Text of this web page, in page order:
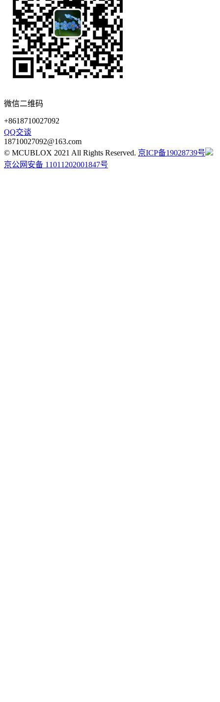
微信二维码
+8618710027092
QQ交谈
18710027092@163.com
© MCUBLOX 2021 All Rights Reserved. 京ICP备19028739号
京公网安备 11011202001847号